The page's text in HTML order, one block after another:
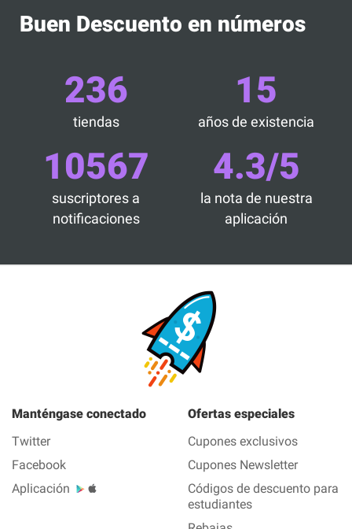
Buen Descuento en números
236
tiendas
15
años de existencia
10567
suscriptores a
notificaciones
4.3/5
la nota de nuestra
aplicación
Manténgase conectado
Twitter
Facebook
Aplicación
Ofertas especiales
Cupones exclusivos
Cupones Newsletter
Códigos de descuento para
estudiantes